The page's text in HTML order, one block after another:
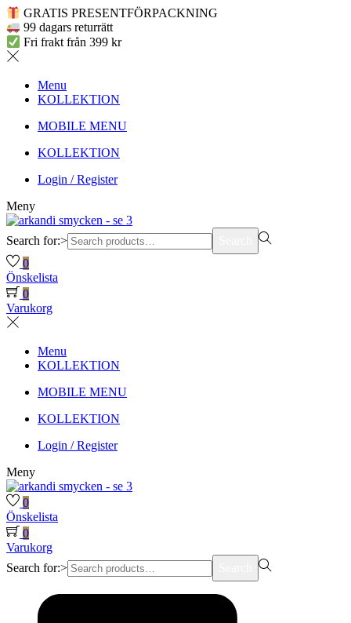
GRATIS PRESENTFÖRPACKNING
99 dagars returrätt
Fri frakt från 399 kr
Menu
KOLLEKTION
MOBILE MENU
KOLLEKTION
Login / Register
Meny
Search for:>
0
Önskelista
0
Varukorg
Menu
KOLLEKTION
MOBILE MENU
KOLLEKTION
Login / Register
Meny
0
Önskelista
0
Varukorg
Search for:>